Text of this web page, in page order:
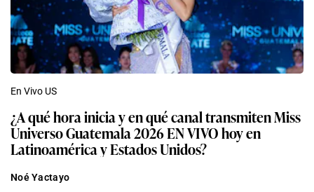
En Vivo US
¿A qué hora inicia y en qué canal transmiten Miss
Universo Guatemala 2026 EN VIVO hoy en
Latinoamérica y Estados Unidos?
Noé Yactayo